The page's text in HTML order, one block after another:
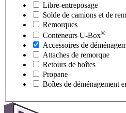
Libre-entreposage
Solde de camions et de
Remorques
Conteneurs U-Box®
Accessoires de
Attaches de remorque
Retours de boîtes
Propane
Boîtes de déménagement